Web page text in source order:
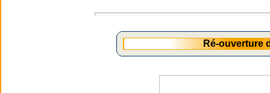
Ré-ouverture